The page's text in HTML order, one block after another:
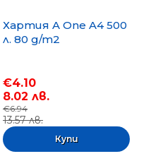
Хартия A One A4 500
л. 80 g/m2
€4.10
8.02 лв.
€6.94
13.57 лв.